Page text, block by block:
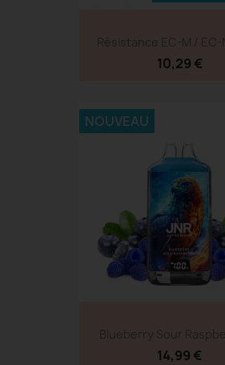
Résistance EC-M / EC-N
10,29 €
Blueberry Sour
14,99 €
NOUVEAU